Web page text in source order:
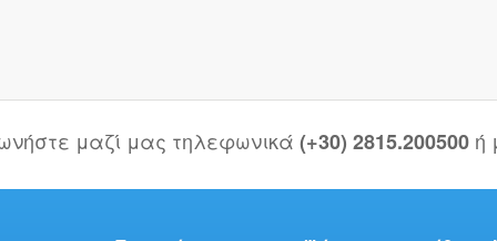
μαζί μας τηλεφωνικά (+30) 2815.200500 ή